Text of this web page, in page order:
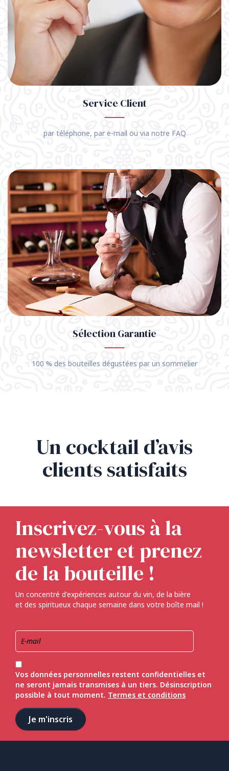
Service Client
par téléphone, par e-mail ou via notre FAQ
Sélection Garantie
100 % des bouteilles dégustées par un sommelier
Un cocktail d’avis
clients satisfaits
Inscrivez-vous à la
newsletter et prenez
de la bouteille !
Un concentré d'expériences autour du vin, de la bière
et des spiritueux chaque semaine dans votre boîte mail !
Vos données personnelles restent confidentielles et
ne seront jamais transmises à un tiers. Désinscription
possible à tout moment. Termes et conditions